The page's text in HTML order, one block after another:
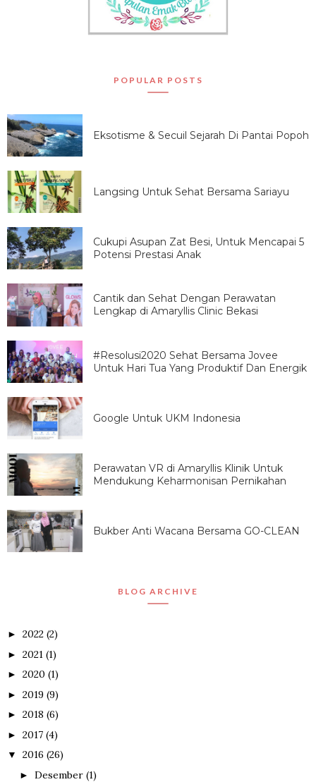
POPULAR POSTS
Eksotisme & Secuil Sejarah Di Pantai Popoh
Langsing Untuk Sehat Bersama Sariayu
Cukupi Asupan Zat Besi, Untuk Mencapai 5
Potensi Prestasi Anak
Cantik dan Sehat Dengan Perawatan
Lengkap di Amaryllis Clinic Bekasi
#Resolusi2020 Sehat Bersama Jovee
Untuk Hari Tua Yang Produktif Dan Energik
Google Untuk UKM Indonesia
Perawatan VR di Amaryllis Klinik Untuk
Mendukung Keharmonisan Pernikahan
Bukber Anti Wacana Bersama GO-CLEAN
BLOG ARCHIVE
► 2022 (2)
► 2021 (1)
► 2020 (1)
► 2019 (9)
► 2018 (6)
► 2017 (4)
▼ 2016 (26)
► Desember (1)